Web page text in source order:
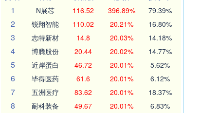
1
N展芯 116.52 396.89% 79.39%
2 锐翔智能 110.02 20.21% 16.80%
3 志特新材 14.8 20.03% 14.18%
4 博腾股份 20.44 20.02% 14.77%
5 近岸蛋白 46.72 20.01% 5.62%
6 毕得医药 61.6 20.01% 6.12%
7 五洲医疗 83.62 20.01% 18.37%
8 耐科装备 49.67 20.01% 6.83%